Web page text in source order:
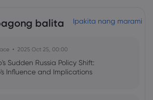
balita Ipakita nang marami
2025 Oct 25, 00:00
Sudden Russia Policy Shift:
Influence and Implications